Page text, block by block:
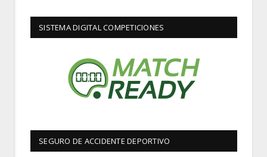
SISTEMA DIGITAL COMPETICIONES
SEGURO DE ACCIDENTE DEPORTIVO